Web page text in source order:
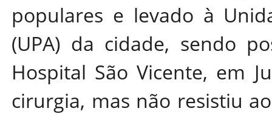
populares e levado à
(UPA) da cidade, sendo
Hospital São Vicente, em
cirurgia, mas não resistiu